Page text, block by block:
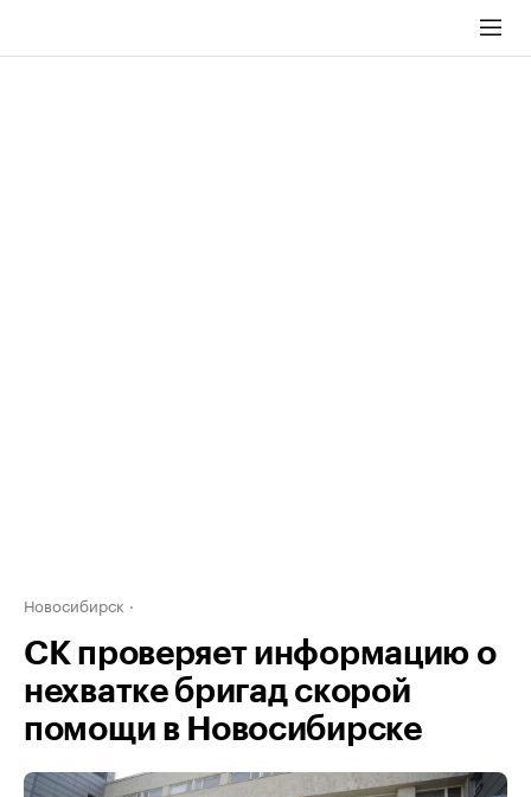
Новосибирск
СК проверяет информацию о
нехватке бригад скорой
помощи в Новосибирске